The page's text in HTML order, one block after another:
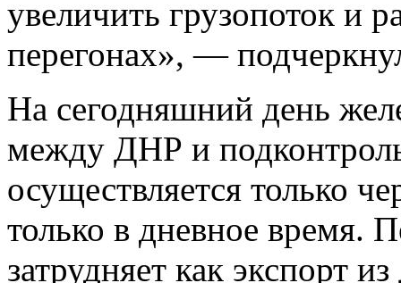
увеличить грузопоток и
перегонах», —
На сегодняшний день
между ДНР и
осуществляется только
только в дневное время.
затрудняет как экспорт